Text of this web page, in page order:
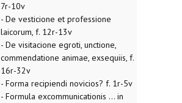
7r-10v
- De vesticione et professione
laicorum, f. 12r-13v
- De visitacione egroti, unctione,
commendatione animae, exsequiis, f.
16r-32v
- Forma recipiendi novicios? f. 1r-5v
- Formula excommunicationis ... in